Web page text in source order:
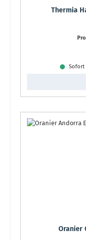
Thermia
Sofort
Oranier